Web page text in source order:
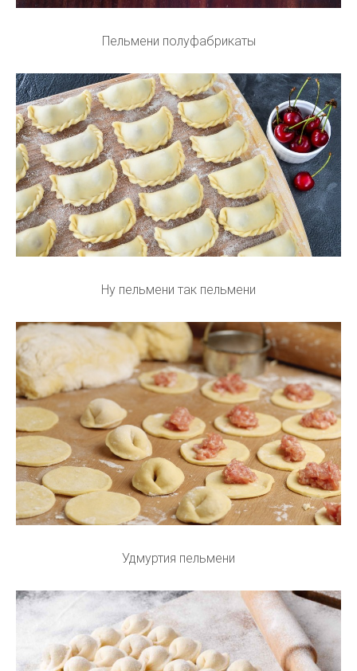
Пельмени полуфабрикаты
Ну пельмени так пельмени
Удмуртия пельмени